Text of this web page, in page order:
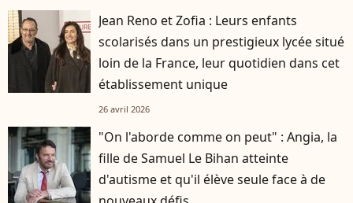
Jean Reno et Zofia : Leurs enfants
scolarisés dans un prestigieux lycée situé
loin de la France, leur quotidien dans cet
établissement unique
26 avril 2026
"On l'aborde comme on peut" : Angia, la
fille de Samuel Le Bihan atteinte
d'autisme et qu'il élève seule face à de